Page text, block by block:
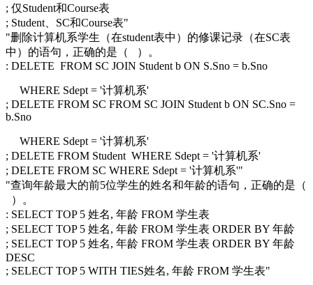
; 仅Student和Course表
; Student、SC和Course表"
"删除计算机系学生（在student表中）的修课记录（在SC表
中）的语句，正确的是（ ）。
: DELETE FROM SC JOIN Student b ON S.Sno = b.Sno
WHERE Sdept = '计算机系'
; DELETE FROM SC FROM SC JOIN Student b ON SC.Sno =
b.Sno
WHERE Sdept = '计算机系'
; DELETE FROM Student WHERE Sdept = '计算机系'
; DELETE FROM SC WHERE Sdept = '计算机系'"
"查询年龄最大的前5位学生的姓名和年龄的语句，正确的是（
）。
: SELECT TOP 5 姓名, 年龄 FROM 学生表
; SELECT TOP 5 姓名, 年龄 FROM 学生表 ORDER BY 年龄
; SELECT TOP 5 姓名, 年龄 FROM 学生表 ORDER BY 年龄
DESC
; SELECT TOP 5 WITH TIES姓名, 年龄 FROM 学生表"